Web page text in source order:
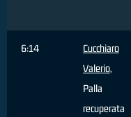
6:14
Cucchiaro
Valerio,
Palla
recuperata